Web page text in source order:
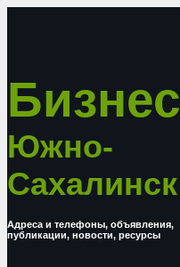
Бизнес
Южно-
Сахалинск
Адреса и телефоны, объявления,
публикации, новости, ресурсы